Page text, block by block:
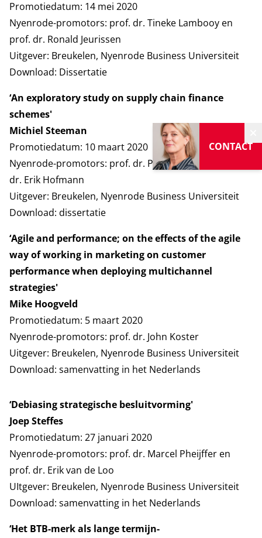
Promotiedatum: 14 mei 2020
Nyenrode-promotors: prof. dr. Tineke Lambooy en
prof. dr. Ronald Jeurissen
Uitgever: Breukelen, Nyenrode Business Universiteit
Download: Dissertatie
‘An exploratory study on supply chain finance
schemes'
Michiel Steeman
Promotiedatum: 10 maart 2020
Nyenrode-promotors: prof. dr. Pieter Klapwijk en prof.
dr. Erik Hofmann
Uitgever: Breukelen, Nyenrode Business Universiteit
Download: dissertatie
‘Agile and performance; on the effects of the agile
way of working in marketing on customer
performance when deploying multichannel
strategies'
Mike Hoogveld
Promotiedatum: 5 maart 2020
Nyenrode-promotors: prof. dr. John Koster
Uitgever: Breukelen, Nyenrode Business Universiteit
Download: samenvatting in het Nederlands
‘Debiasing strategische besluitvorming'
Joep Steffes
Promotiedatum: 27 januari 2020
Nyenrode-promotors: prof. dr. Marcel Pheijffer en
prof. dr. Erik van de Loo
UItgever: Breukelen, Nyenrode Business Universiteit
Download: samenvatting in het Nederlands
‘Het BTB-merk als lange termijn-
CONTACT